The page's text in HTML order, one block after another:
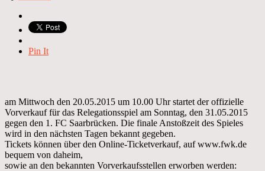
Pin It
am Mittwoch den 20.05.2015 um 10.00 Uhr startet der offizielle
Vorverkauf für das Relegationsspiel am Sonntag, den 31.05.2015
gegen den 1. FC Saarbrücken. Die finale Anstoßzeit des Spieles
wird in den nächsten Tagen bekannt gegeben.
Tickets können über den Online-Ticketverkauf, auf www.fwk.de
bequem von daheim,
sowie an den bekannten Vorverkaufsstellen erworben werden: